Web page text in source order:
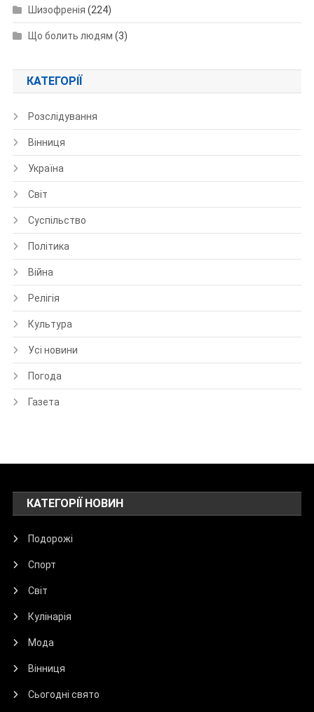
Шизофренія (224)
Що болить людям (3)
КАТЕГОРІЇ
Розслідування
Вінниця
Україна
Світ
Суспільство
Політика
Війна
Релігія
Культура
Усі новини
Погода
Газета
КАТЕГОРІЇ НОВИН
Подорожі
Спорт
Світ
Кулінарія
Мода
Вінниця
Сьогодні свято